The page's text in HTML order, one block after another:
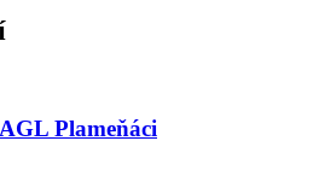
Plameňáci